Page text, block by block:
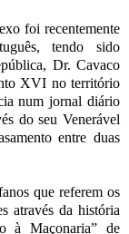
foi recentemente
tendo sido
Dr. Cavaco
XVI no território
num jornal diário
do seu Venerável
entre duas
que referem os
através da história
à Maçonaria” de